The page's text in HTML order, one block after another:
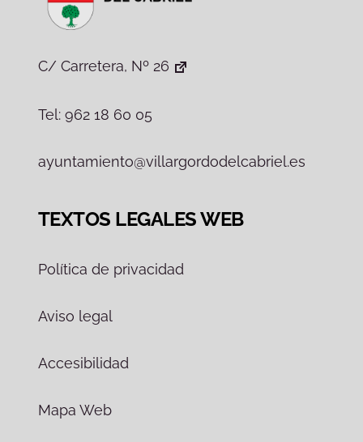
C/ Carretera, Nº 26
Tel: 962 18 60 05
ayuntamiento@villargordodelcabriel.es
TEXTOS LEGALES WEB
Política de privacidad
Aviso legal
Accesibilidad
Mapa Web